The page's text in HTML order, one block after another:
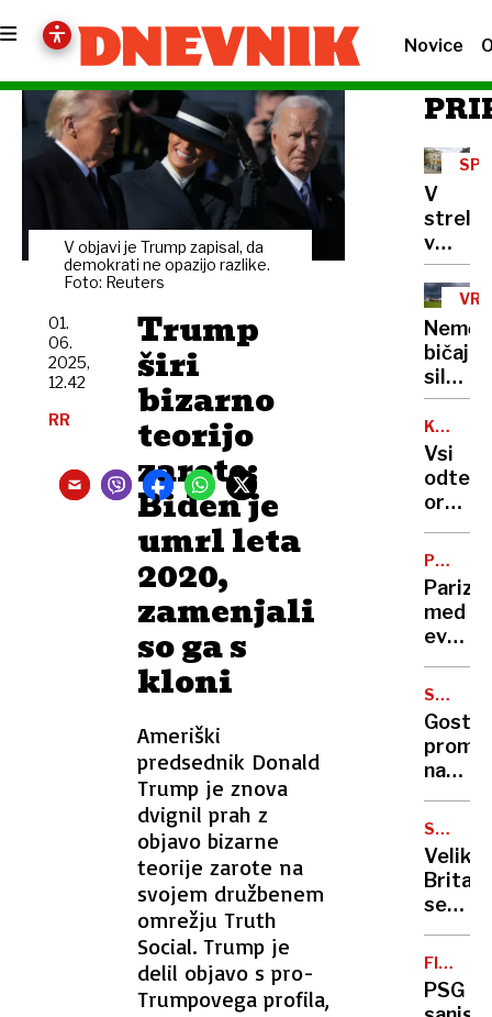
Novice
V objavi je Trump zapisal, da
demokrati ne opazijo razlike.
Foto: Reuters
Trump
širi
bizarno
teorijo
zarote:
Biden je
umrl leta
2020,
zamenjali
so ga s
kloni
Ameriški
predsednik Donald
Trump je znova
dvignil prah z
objavo bizarne
teorije zarote na
svojem družbenem
omrežju Truth
Social. Trump je
delil objavo s pro-
Trumpovega profila,
01.
06.
2025,
12.42
RR
V
v
30-
letnik,
že
bičajo
neurja:
svarila
pred
super
KAJA
Vsi
Od
"male
smrti"
do
PO
ZMAGI
Pariz
med
in
v
umrla
dva
STANJE
IN
Gost
na
zastoj
pri
in
NAČRT
Velika
se
kupila
bo
orožje
FINALE
LIGE
PSG